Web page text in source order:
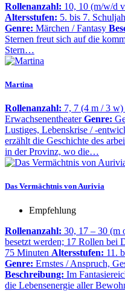
Rollenanzahl: 10, 10 (m/w/d
Altersstufen: 5. bis 7.
Genre: Märchen / Fantasy
Sternen freut sich auf die
Stern…
Martina
Rollenanzahl: 7, 7 (4 m / 3 w)
Erwachsenentheater Genre:
Lustiges, Lebenskrise / -
erzählt die Geschichte des
in der Provinz, wo die…
Das Vermächtnis von Aurivia
Empfehlung
Rollenanzahl: 30, 17 – 30 (m
besetzt werden; 17 Rollen bei
75 Minuten Altersstufen: 11.
Genre: Ernstes / Anspruch,
Beschreibung: Im
die Lebensenergie aller